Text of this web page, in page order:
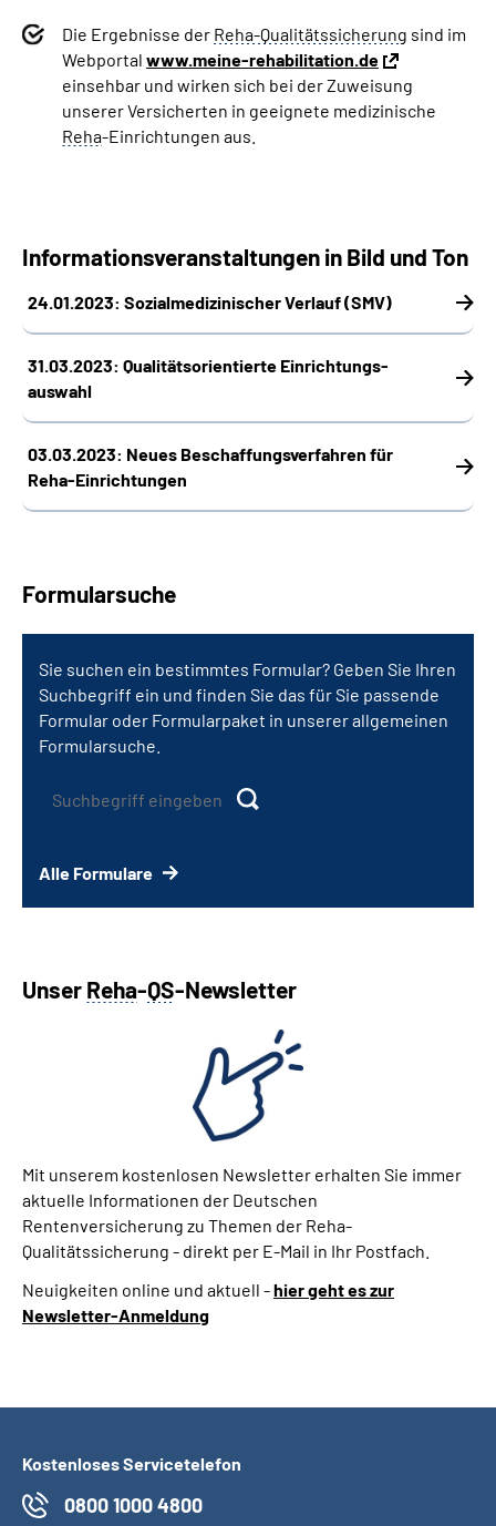
Die Ergebnisse der Reha-Qualitätssicherung sind im
Webportal www.meine-rehabilitation.de
einsehbar und wirken sich bei der Zuweisung
unserer Versicherten in geeignete medizinische
Reha-Einrichtungen aus.
Informationsveranstaltungen in Bild und Ton
24.01.2023: Sozial­medizinischer Verlauf (SMV)
31.03.2023: Qualitäts­orientierte Einrichtungs­
auswahl
03.03.2023: Neues Beschaffungs­verfahren für
Reha-Einrichtungen
Formularsuche
Sie suchen ein bestimmtes Formular? Geben Sie Ihren
Suchbegriff ein und finden Sie das für Sie passende
Formular oder Formularpaket in unserer allgemeinen
Formularsuche.
Alle Formulare
Unser Reha-QS-Newsletter
Mit unserem kostenlosen Newsletter erhalten Sie immer
aktuelle Informationen der Deutschen
Rentenversicherung zu Themen der Reha-
Qualitätssicherung - direkt per E-Mail in Ihr Postfach.
Neuigkeiten online und aktuell -hier geht es zur
Newsletter-Anmeldung
Kostenloses Servicetelefon
0800 1000 4800